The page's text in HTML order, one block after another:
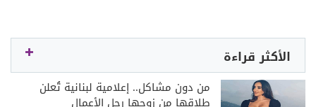
الأكثر قراءة
من دون مشاكل.. إعلامية لبنانية تُعلن
طلاقها من زوجها رجل الأعمال